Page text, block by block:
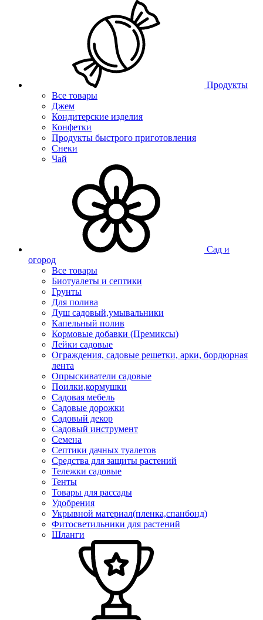
Продукты
Все товары
Джем
Кондитерские изделия
Конфетки
Продукты быстрого приготовления
Снеки
Чай
Сад и
огород
Все товары
Биотуалеты и септики
Грунты
Для полива
Душ садовый,умывальники
Капельный полив
Кормовые добавки (Премиксы)
Лейки садовые
Ограждения, садовые решетки, арки, бордюрная
лента
Опрыскиватели садовые
Поилки,кормушки
Садовая мебель
Садовые дорожки
Садовый декор
Садовый инструмент
Семена
Септики дачных туалетов
Средства для защиты растений
Тележки садовые
Тенты
Товары для рассады
Удобрения
Укрывной материал(пленка,спанбонд)
Фитосветильники для растений
Шланги